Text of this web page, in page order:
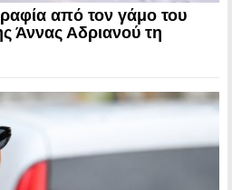
από τον γάμο του
Άννας Αδριανού τη